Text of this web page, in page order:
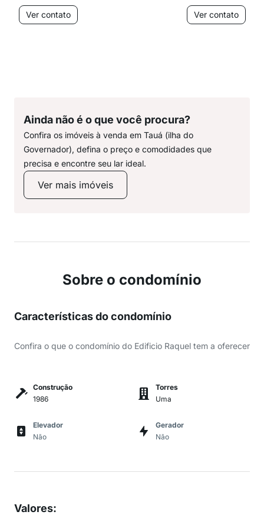
Ver contato
Ver contato
Ainda não é o que você procura?
Confira os imóveis à venda em Tauá (ilha do
Governador), defina o preço e comodidades que
precisa e encontre seu lar ideal.
Ver mais imóveis
Sobre o condomínio
Características do condomínio
Confira o que o condomínio do Edificio Raquel tem a oferecer
Construção
1986
Torres
Uma
Elevador
Não
Gerador
Não
Valores: